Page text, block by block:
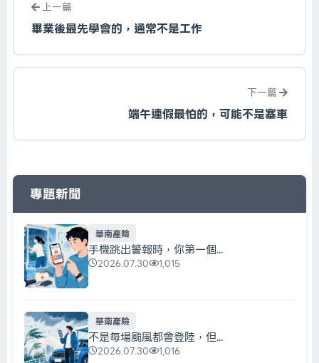
上一篇
畢業後最先學會的，通常不是工作
下一篇
端午連假最怕的，可能不是塞車
專題新聞
華南產險
手機跳出警報時，你第一個...
2026.07.30 1,015
華南產險
不是每場颱風都會登陸，但...
2026.07.30 1,016